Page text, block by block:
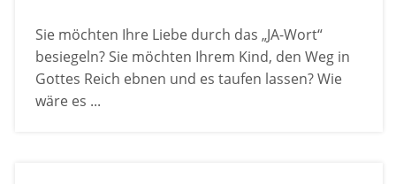
Sie möchten Ihre Liebe durch das „JA-Wort“
besiegeln? Sie möchten Ihrem Kind, den Weg in
Gottes Reich ebnen und es taufen lassen? Wie
wäre es ...